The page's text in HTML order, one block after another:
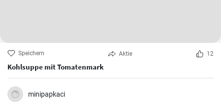
Speichern Aktie 12
Kohlsuppe mit Tomatenmark
minipapkaci